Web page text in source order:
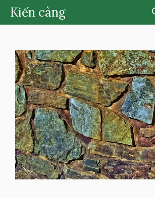
Chuyển
đến
dung
Kiến càng